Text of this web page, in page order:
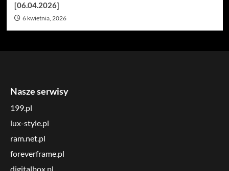
[06.04.2026]
6 kwietnia, 2026
Nasze serwisy
199.pl
lux-style.pl
ram.net.pl
foreverframe.pl
digitalbox.pl